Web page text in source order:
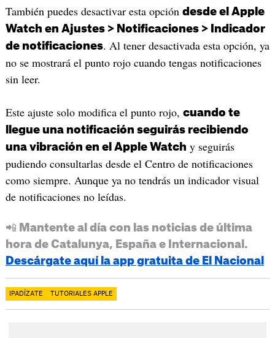
También puedes desactivar esta opción desde el Apple
Watch en Ajustes > Notificaciones > Indicador
de notificaciones. Al tener desactivada esta opción, ya
no se mostrará el punto rojo cuando tengas notificaciones
sin leer.
Este ajuste solo modifica el punto rojo, cuando te
llegue una notificación seguirás recibiendo
una vibración en el Apple Watch y seguirás
pudiendo consultarlas desde el Centro de notificaciones
como siempre. Aunque ya no tendrás un indicador visual
de notificaciones no leídas.
📲 Mantente al día con las noticias de última
hora de Catalunya, España e Internacional.
Descárgate aquí la app gratuita de El Nacional
IPADÍZATE TUTORIALES APPLE